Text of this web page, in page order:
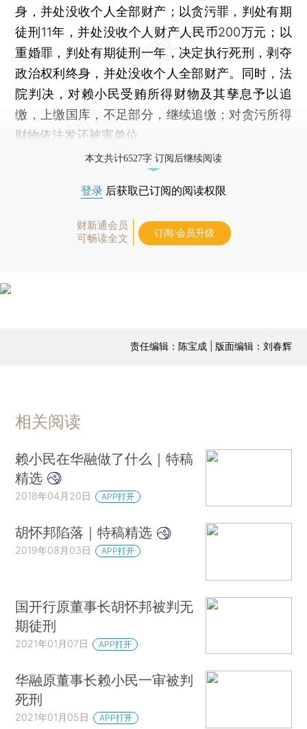
身，并处没收个人全部财产；以贪污罪，判处有期
徒刑11年，并处没收个人财产人民币200万元；以
重婚罪，判处有期徒刑一年，决定执行死刑，剥夺
政治权利终身，并处没收个人全部财产。同时，法
院判决，对赖小民受贿所得财物及其孳息予以追
缴，上缴国库，不足部分，继续追缴；对贪污所得
财物依法发还被害单位。
本文共计6527字 订阅后继续阅读
登录 后获取已订阅的阅读权限
财新通会员
可畅读全文
订阅/会员升级
责任编辑：陈宝成 | 版面编辑：刘春辉
相关阅读
赖小民在华融做了什么｜特稿
精选
2018年04月20日 APP打开
胡怀邦陷落｜特稿精选
2019年08月03日 APP打开
国开行原董事长胡怀邦被判无
期徒刑
2021年01月07日 APP打开
华融原董事长赖小民一审被判
死刑
2021年01月05日 APP打开